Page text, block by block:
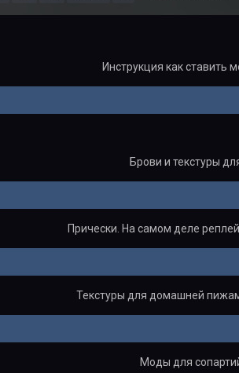
Инструкция как ставить
Брови и текстуры
Прически. На самом деле
Текстуры для домашней
Моды для